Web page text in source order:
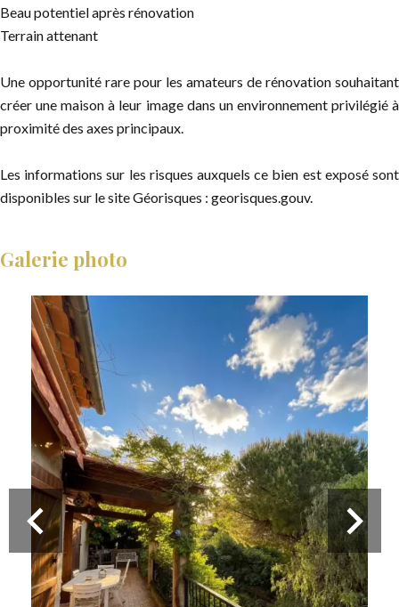
Beau potentiel après rénovation
Terrain attenant
Une opportunité rare pour les amateurs de rénovation souhaitant
créer une maison à leur image dans un environnement privilégié à
proximité des axes principaux.
Les informations sur les risques auxquels ce bien est exposé sont
disponibles sur le site Géorisques : georisques.gouv.
Galerie photo